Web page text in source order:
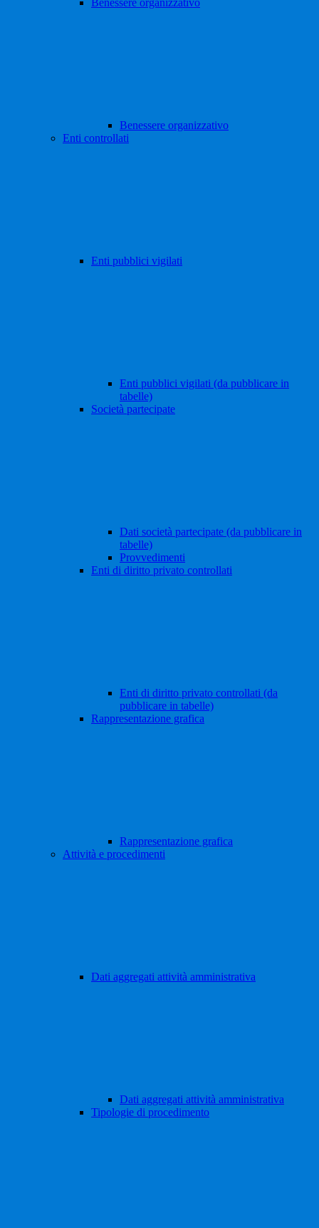
Benessere organizzativo
Benessere organizzativo
Enti controllati
Enti pubblici vigilati
Enti pubblici vigilati (da pubblicare in
tabelle)
Società partecipate
Dati società partecipate (da pubblicare in
tabelle)
Provvedimenti
Enti di diritto privato controllati
Enti di diritto privato controllati (da
pubblicare in tabelle)
Rappresentazione grafica
Rappresentazione grafica
Attività e procedimenti
Dati aggregati attività amministrativa
Dati aggregati attività amministrativa
Tipologie di procedimento